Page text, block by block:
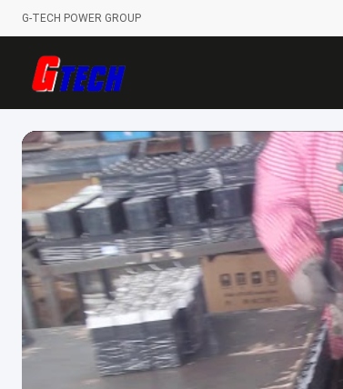
G-TECH POWER GROUP